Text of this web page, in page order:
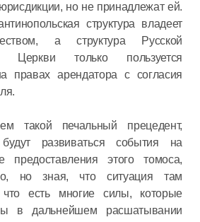
но не принадлежат ей.
структура владеет
а структура Русской
Церкви только пользуется
правах арендатора с согласия
такой печальный прецедент,
развиваться события на
предоставления этого томоса,
но зная, что ситуация там
что есть многие силы, которые
в дальнейшем расшатывании